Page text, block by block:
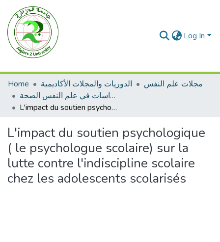
Log In
Home الدوريات والمجلات الأكاديمية
مجلات علم النفس
مجلة دراسات في علم النفس الصحة
L'impact du soutien psychologique ( le psychologue scolaire) sur la lutte contre l'indiscipline scolaire chez les adolescents scolarisés
L'impact du soutien psychologique
( le psychologue scolaire) sur la
lutte contre l'indiscipline scolaire
chez les adolescents scolarisés